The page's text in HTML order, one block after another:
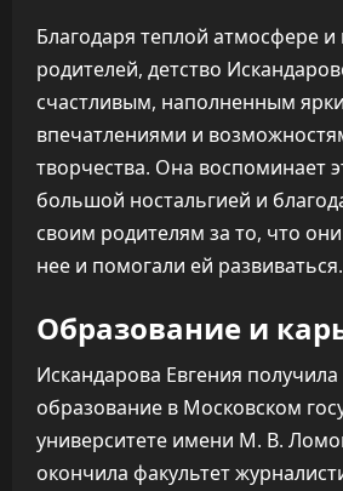
Благодаря теплой атмосфере
родителей, детство
счастливым, наполненным
впечатлениями и
творчества. Она воспоминает
большой ностальгией и
своим родителям за то, что
нее и помогали ей развиваться.
Образование и
Искандарова Евгения
образование в Московском
университете имени М. В.
окончила факультет